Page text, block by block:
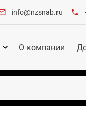
info@nzsnab.ru
О компании